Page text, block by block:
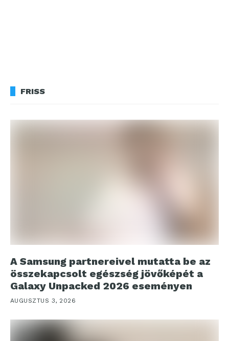
FRISS
A Samsung partnereivel mutatta be az
összekapcsolt egészség jövőképét a
Galaxy Unpacked 2026 eseményen
AUGUSZTUS 3, 2026